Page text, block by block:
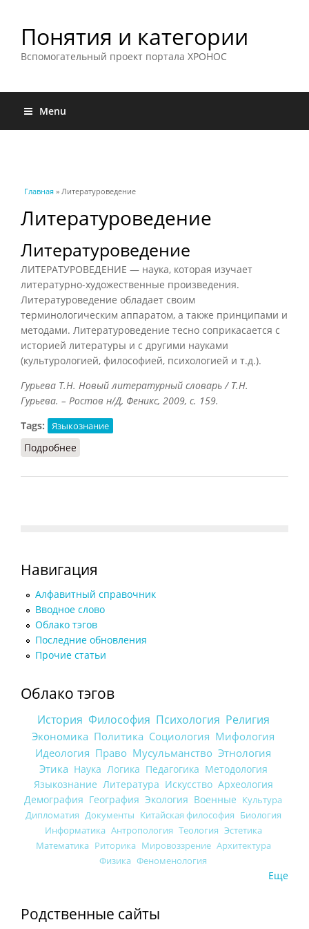
Понятия и категории
Вспомогательный проект портала ХРОНОС
Menu
Вы здесь
Главная » Литературоведение
Литературоведение
Литературоведение
ЛИТЕРАТУРОВЕДЕНИЕ — наука, которая изучает
литературно-художественные произведения.
Литературоведение обладает своим
терминологическим аппаратом, а также принципами и
методами. Литературоведение тесно соприкасается с
историей литературы и с другими науками
(культурологией, философией, психологией и т.д.).
Гурьева Т.Н. Новый литературный словарь / Т.Н.
Гурьева. – Ростов н/Д, Феникс, 2009, с. 159.
Tags:
Языкознание
Подробнее
Навигация
Алфавитный справочник
Вводное слово
Облако тэгов
Последние обновления
Прочие статьи
Облако тэгов
История Философия Психология Религия
Экономика Политика Социология Мифология
Идеология Право Мусульманство Этнология
Этика Наука Логика Педагогика Методология
Языкознание Литература Искусство Археология
Демография География Экология Военные Культура
Дипломатия Документы Китайская философия Биология
Информатика Антропология Теология Эстетика
Математика Риторика Мировоззрение Архитектура
Физика Феноменология
Еще
Родственные сайты